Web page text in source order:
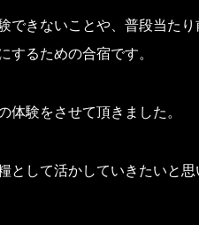
できないことや、普段当た
するための合宿です。
体験をさせて頂きました。
として活かしていきたいと思